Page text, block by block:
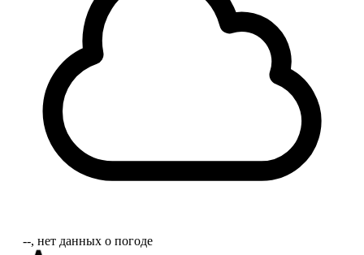
‐‐, нет данных о погоде